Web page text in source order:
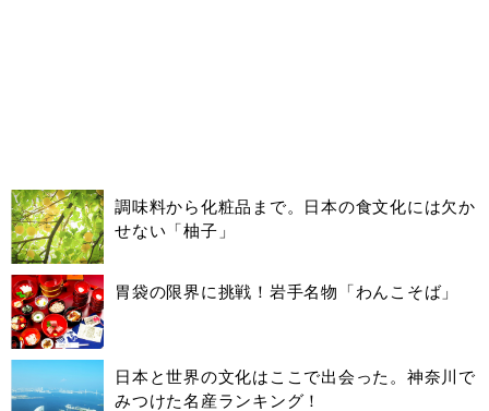
調味料から化粧品まで。日本の食文化には欠か
せない「柚子」
胃袋の限界に挑戦！岩手名物「わんこそば」
日本と世界の文化はここで出会った。神奈川で
みつけた名産ランキング！